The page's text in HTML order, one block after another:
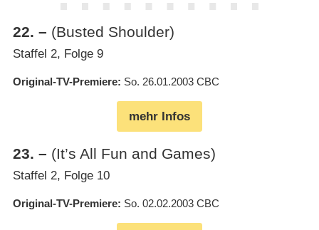
22. – (Busted Shoulder)
Staffel 2, Folge 9
Original-TV-Premiere So. 26.01.2003 CBC
mehr Infos
23. – (It’s All Fun and Games)
Staffel 2, Folge 10
Original-TV-Premiere So. 02.02.2003 CBC